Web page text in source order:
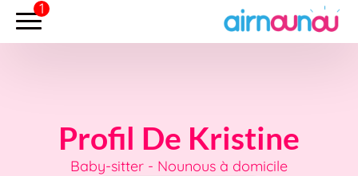
Profil De Kristine
Baby-sitter - Nounous à domicile